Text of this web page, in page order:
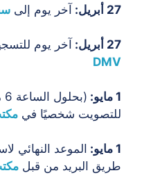
27 أبريل: آخر يوم إلى
27 أبريل: آخر يوم
DMV
1 مايو:
للتصويت شخصيًا في
1 مايو:
الموعد النهائي
طريق البريد من قبل